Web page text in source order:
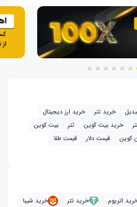
خرید تتر
خرید ارز دیجیتال
خرید بیت‌ کوین تتر
بیت کوین
کوین قیمت دلار
قیمت طلا
اتریوم خرید تتر
خرید شیبا